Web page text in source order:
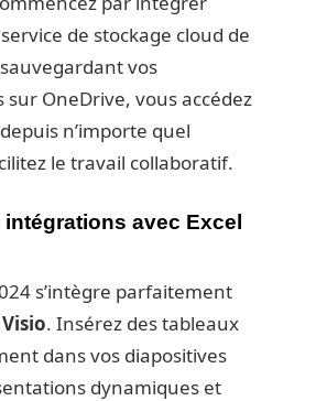
de stockage cloud de
vos
OneDrive, vous accédez
n’importe quel
le travail collaboratif.
intégrations avec Excel
s’intègre parfaitement
Visio. Insérez des tableaux
dans vos diapositives
dynamiques et